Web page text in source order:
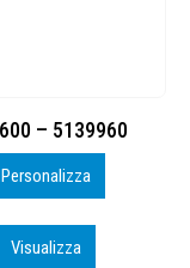
DTF
Personalizza
Visualizza